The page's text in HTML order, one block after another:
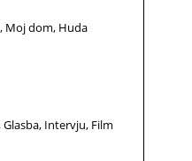
Moj dom Huda
Glasba Intervju Film